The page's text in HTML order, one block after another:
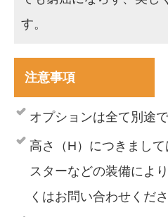
す。
注意事項
オプションは全て別途で
高さ（H）につきまし
スターなどの装備によ
くはお問い合わせくださ